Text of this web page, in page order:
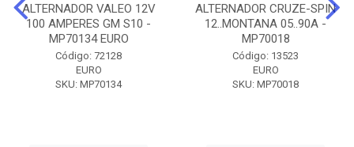
ALTERNADOR VALEO 12V
100 AMPERES GM S10 -
MP70134 EURO
Código: 72128
EURO
SKU: MP70134
ALTERNADOR CRUZE-SPIN
12..MONTANA 05..90A -
MP70018
Código: 13523
EURO
SKU: MP70018